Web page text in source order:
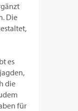
Die
es
die
für